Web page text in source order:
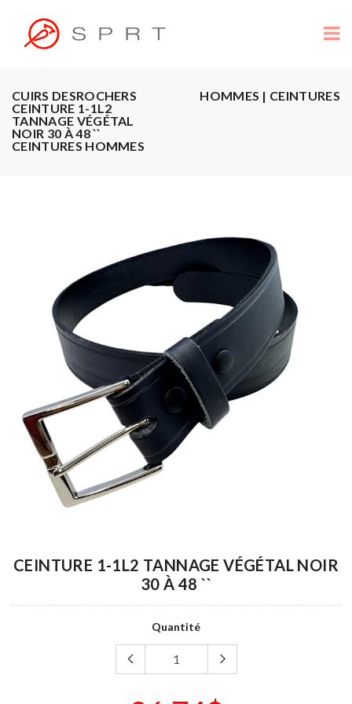
CUIRS DESROCHERS
CEINTURE 1-1L2
TANNAGE VÉGÉTAL
NOIR 30 À 48 ``
CEINTURES HOMMES
HOMMES | CEINTURES
CEINTURE 1-1L2 TANNAGE VÉGÉTAL NOIR
30 À 48 ``
Quantité